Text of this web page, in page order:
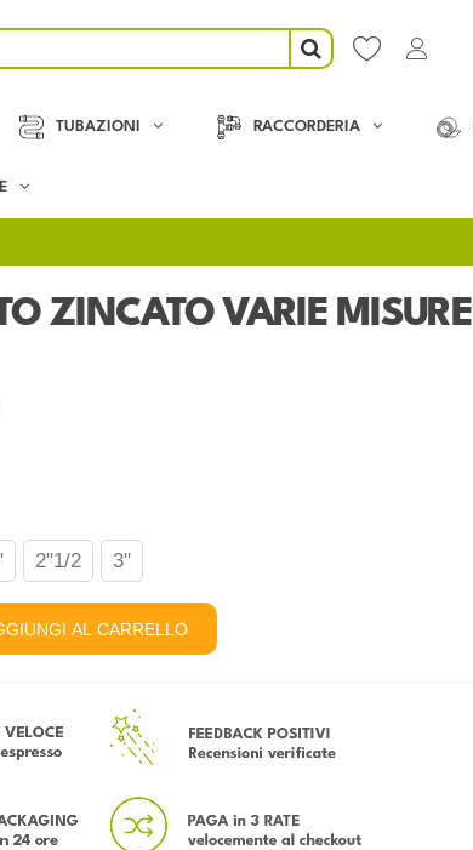
TUBAZIONI RACCORDERIA
ZINCATO VARIE MISURE
2"1/2 3"
AL CARRELLO